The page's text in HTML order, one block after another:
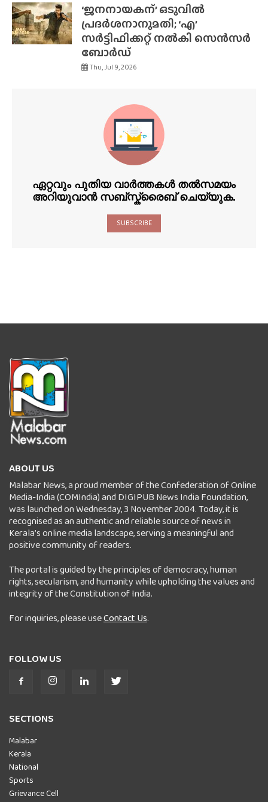
‘ജനനായകന്’ ഒടുവിൽ
പ്രദർശനാനുമതി; ‘എ’
സർട്ടിഫിക്കറ്റ് നൽകി സെൻസർ
ബോർഡ്
Thu, Jul 9, 2026
ഏറ്റവും പുതിയ വാർത്തകൾ തൽസമയം
അറിയുവാൻ സബ്സ്ക്രൈബ് ചെയ്യുക.
SUBSCRIBE
ABOUT US
Malabar News, a proud member of the Confederation of Online
Media-India (COMIndia) and DIGIPUB News India Foundation,
was launched on Wednesday, 3 November 2004. Today, it is
recognised as an authentic and reliable source of news in
Kerala’s online media landscape, serving a meaningful and
positive community of readers.
The portal is guided by the principles of democracy, human
rights, secularism, and humanity while upholding the values and
integrity of the Constitution of India.
For inquiries, please useContact Us.
FOLLOW US
SECTIONS
Malabar
Kerala
National
Sports
Grievance Cell